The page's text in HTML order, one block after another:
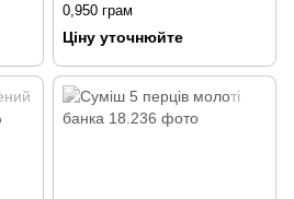
0,950 грам
Ціну уточнюйте